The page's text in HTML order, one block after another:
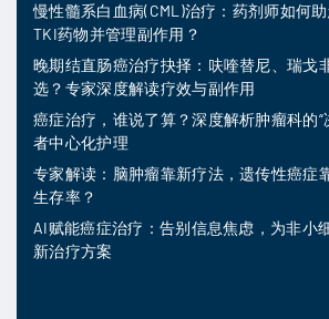
慢性髓系白血病(CML)治疗：药剂师如何
TKI药物并管理副作用？
晚期结直肠癌治疗抉择：呋喹替尼、瑞戈
选？专家深度解读疗效与副作用
癌症治疗，谁说了算？深度解析肿瘤科的“
者中心化护理
专家解读：脑肿瘤靠新疗法，遗传性癌症
生存率？
AI赋能癌症治疗：告别信息焦虑，为非小
新治疗方案